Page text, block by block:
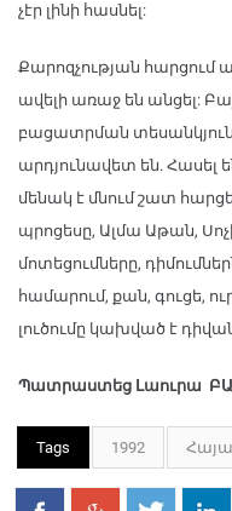
չէր լինի հասնել:
Քարոզչության հարցում
ավելի առաջ են անցել:
բացատրման
արդյունավետ են. Հասել
մենակ է մնում շատ
պրոցեսը, Ալմա Աթան,
մոտեցումները,
համարում, քան, գուցե,
լուծումը կախված է
Պատրաստեց Լաուրա
Tags 1992